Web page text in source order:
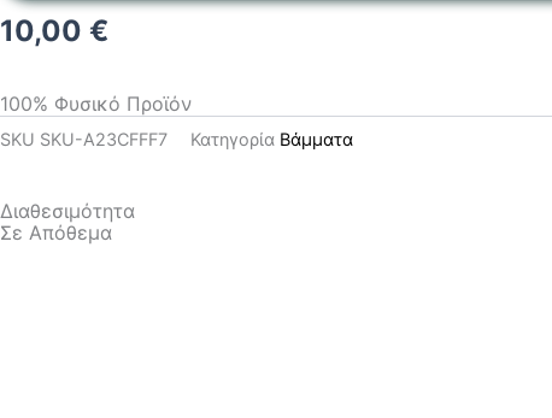
10,00 €
100% Φυσικό Προϊόν
SKU SKU-A23CFFF7 Κατηγορία Βάμματα
Διαθεσιμότητα
Σε Απόθεμα